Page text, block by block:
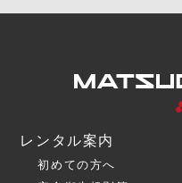
レンタル案内
初めての方へ